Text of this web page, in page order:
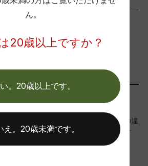
品に関連する記事
ワインの「辛口」「甘口」の違
いは？好みのワインの選び方
2023年9月20日
ん。
20歳以上ですか？
。20歳以上です。
え。20歳未満です。